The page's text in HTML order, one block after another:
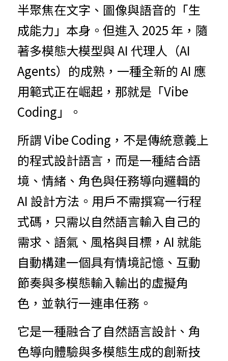
半聚焦在文字、圖像與語音的「生
成能力」本身。但進入 2025 年，隨
著多模態大模型與 AI 代理人（AI
Agents）的成熟，一種全新的 AI 應
用範式正在崛起，那就是「Vibe
Coding」。
所謂 Vibe Coding，不是傳統意義上
的程式設計語言，而是一種結合語
境、情緒、角色與任務導向邏輯的
AI 設計方法。用戶不需撰寫一行程
式碼，只需以自然語言輸入自己的
需求、語氣、風格與目標，AI 就能
自動構建一個具有情境記憶、互動
節奏與多模態輸入輸出的虛擬角
色，並執行一連串任務。
它是一種融合了自然語言設計、角
色導向體驗與多模態生成的創新技